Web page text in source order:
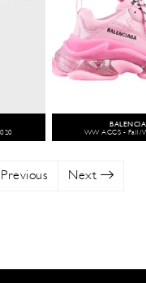
WW ACCS - Fall/
Previous Next